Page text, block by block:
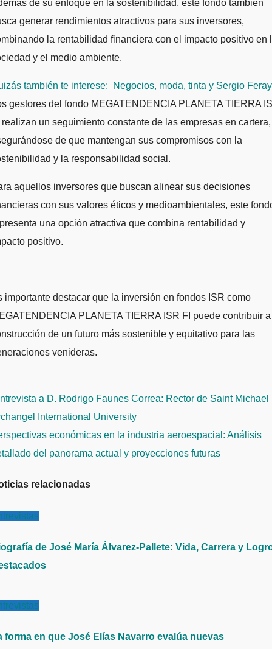
de su enfoque en la sostenibilidad, este fondo también
generar rendimientos atractivos para sus inversores,
la rentabilidad financiera con el impacto positivo en
y el medio ambiente.
también te interese:
Negocios, moda, tinta y Sergio Feray
gestores del fondo MEGATENDENCIA PLANETA TIERRA
realizan un seguimiento constante de las empresas en cartera,
de que mantengan sus compromisos con la
y la responsabilidad social.
aquellos inversores que buscan alinear sus decisiones
con sus valores éticos y medioambientales, este
una opción atractiva que combina rentabilidad y
positivo.
importante destacar que la inversión en fondos ISR como
PLANETA TIERRA ISR FI puede contribuir
de un futuro más sostenible y equitativo para las
venideras.
a D. Rodrigo Faunes Correa: Rector de Saint Michael
International University
económicas en la industria aeroespacial: Análisis
del panorama actual y proyecciones futuras
relacionadas
de José María Álvarez-Pallete: Vida, Carrera y
forma en que José Elías Navarro evalúa nuevas